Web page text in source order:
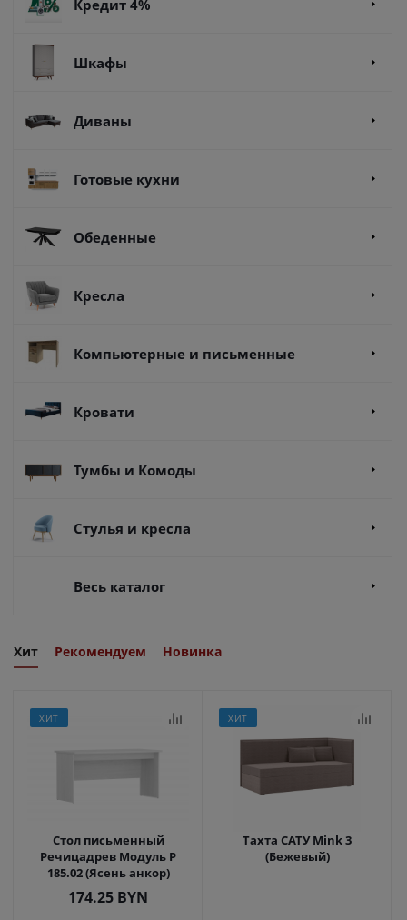
Кредит 4%
Шкафы
Диваны
Готовые кухни
Обеденные
Кресла
Компьютерные и письменные
Кровати
Тумбы и Комоды
Стулья и кресла
Весь каталог
Хит Рекомендуем Новинка
ХИТ
Стол письменный
Речицадрев Модуль Р
185.02 (Ясень анкор)
174.25 BYN
ХИТ
Тахта САТУ Mink 3
(Бежевый)